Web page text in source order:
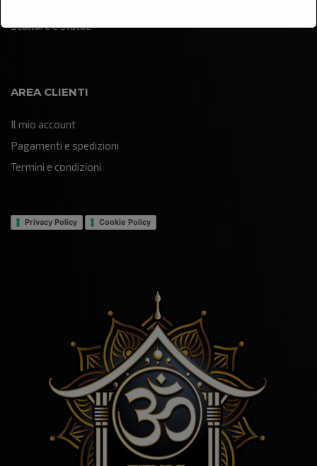
Sculture e statue
AREA CLIENTI
Il mio account
Pagamenti e spedizioni
Termini e condizioni
Privacy Policy Cookie Policy